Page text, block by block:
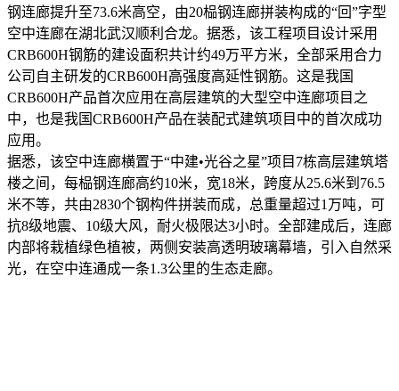
钢连廊提升至73.6米高空，由20榀钢连廊拼装构成的“回”字型
空中连廊在湖北武汉顺利合龙。据悉，该工程项目设计采用
CRB600H钢筋的建设面积共计约49万平方米，全部采用合力
公司自主研发的CRB600H高强度高延性钢筋。这是我国
CRB600H产品首次应用在高层建筑的大型空中连廊项目之
中，也是我国CRB600H产品在装配式建筑项目中的首次成功
应用。
据悉，该空中连廊横置于“中建•光谷之星”项目7栋高层建筑塔
楼之间，每榀钢连廊高约10米，宽18米，跨度从25.6米到76.5
米不等，共由2830个钢构件拼装而成，总重量超过1万吨，可
抗8级地震、10级大风，耐火极限达3小时。全部建成后，连廊
内部将栽植绿色植被，两侧安装高透明玻璃幕墙，引入自然采
光，在空中连通成一条1.3公里的生态走廊。